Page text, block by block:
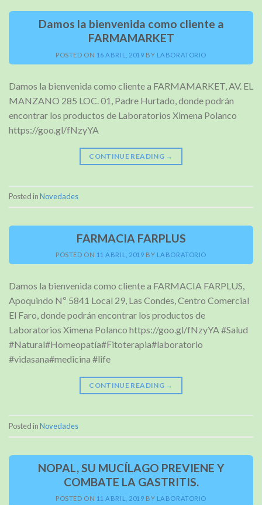
Damos la bienvenida como cliente a
FARMAMARKET
POSTED ON 16 ABRIL, 2019 BY LABORATORIO
Damos la bienvenida como cliente a FARMAMARKET, AV. EL
MANZANO 285 LOC. 01, Padre Hurtado, donde podrán
encontrar los productos de Laboratorios Ximena Polanco
https://goo.gl/fNzyYA
CONTINUE READING →
Posted inNovedades
FARMACIA FARPLUS
POSTED ON 11 ABRIL, 2019 BY LABORATORIO
Damos la bienvenida como cliente a FARMACIA FARPLUS,
Apoquindo Nº 5841 Local 29, Las Condes, Centro Comercial
El Faro, donde podrán encontrar los productos de
Laboratorios Ximena Polanco https://goo.gl/fNzyYA #Salud
#Natural#Homeopatía#Fitoterapia#laboratorio
#vidasana#medicina #life
CONTINUE READING →
Posted inNovedades
NOPAL, SU MUCÍLAGO PREVIENE Y
COMBATE LA GASTRITIS.
POSTED ON 11 ABRIL, 2019 BY LABORATORIO